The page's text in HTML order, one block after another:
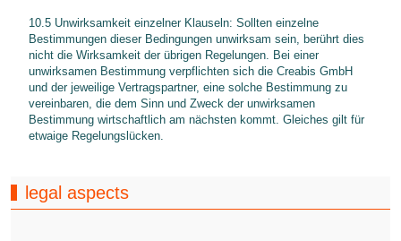
10.5 Unwirksamkeit einzelner Klauseln: Sollten einzelne
Bestimmungen dieser Bedingungen unwirksam sein, berührt dies
nicht die Wirksamkeit der übrigen Regelungen. Bei einer
unwirksamen Bestimmung verpflichten sich die Creabis GmbH
und der jeweilige Vertragspartner, eine solche Bestimmung zu
vereinbaren, die dem Sinn und Zweck der unwirksamen
Bestimmung wirtschaftlich am nächsten kommt. Gleiches gilt für
etwaige Regelungslücken.
legal aspects